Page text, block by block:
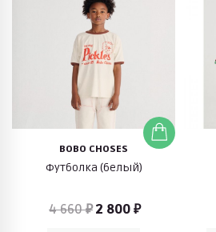
BOBO CHOSES
Футболка (белый)
4 660 ₽ 2 800 ₽